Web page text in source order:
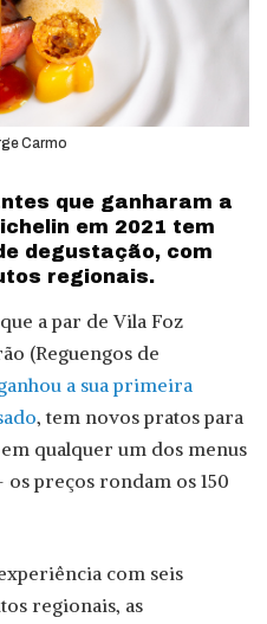
Carmo
que ganharam a
em 2021 tem
degustação, com
regionais.
a par de Vila Foz
(Reguengos de
a sua primeira
, tem novos pratos para
qualquer um dos menus
preços rondam os 150
com seis
regionais, as